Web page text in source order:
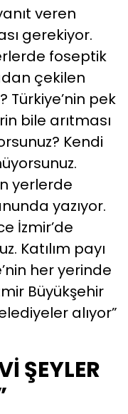
veren
gerekiyor.
foseptik
çekilen
Türkiye’nin pek
bile arıtması
Kendi
yerlerde
yazıyor.
İzmir’de
Katılım payı
her yerinde
Büyükşehir
alıyor”
ŞEYLER